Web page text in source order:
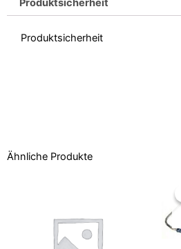
Produktsicherheit
Produktsicherheit
Ähnliche Produkte